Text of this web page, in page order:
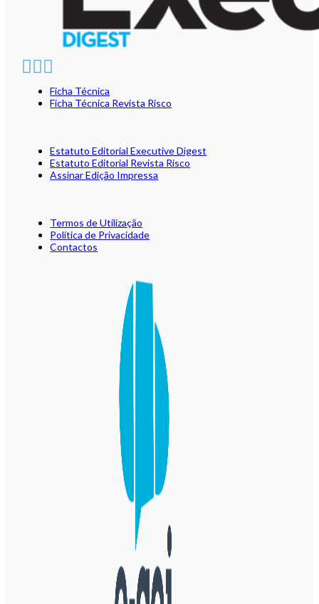
Ficha Técnica
Ficha Técnica Revista Risco
Estatuto Editorial Executive Digest
Estatuto Editorial Revista Risco
Assinar Edição Impressa
Termos de Utilização
Política de Privacidade
Contactos